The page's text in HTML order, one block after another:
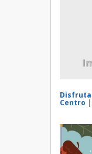
Disfruta
Centro